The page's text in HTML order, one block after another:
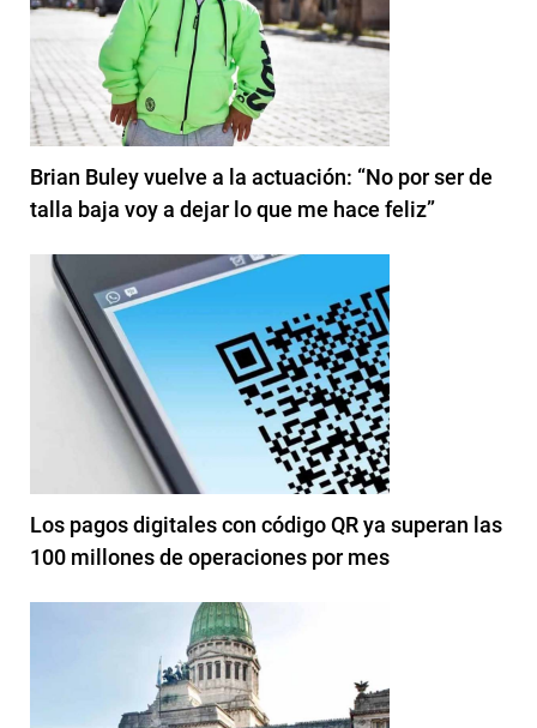
Brian Buley vuelve a la actuación: “No por ser de
talla baja voy a dejar lo que me hace feliz”
Los pagos digitales con código QR ya superan las
100 millones de operaciones por mes